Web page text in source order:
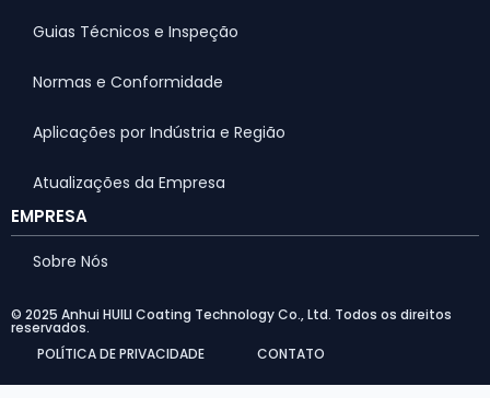
Guias Técnicos e Inspeção
Normas e Conformidade
Aplicações por Indústria e Região
Atualizações da Empresa
EMPRESA
Sobre Nós
© 2025 Anhui HUILI Coating Technology Co., Ltd. Todos os direitos
reservados.
POLÍTICA DE PRIVACIDADE
CONTATO